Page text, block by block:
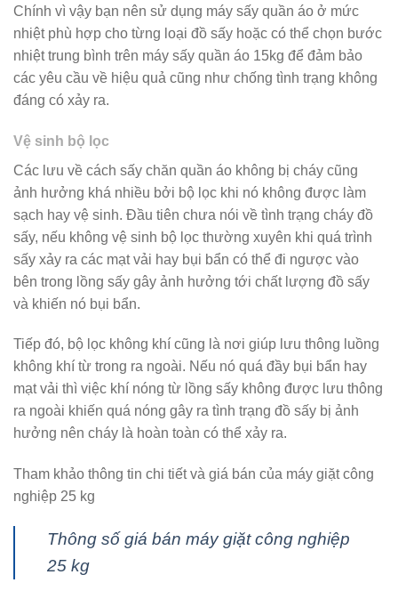
Chính vì vậy bạn nên sử dụng máy sấy quần áo ở mức
nhiệt phù hợp cho từng loại đồ sấy hoặc có thể chọn bước
nhiệt trung bình trên máy sấy quần áo 15kg để đảm bảo
các yêu cầu về hiệu quả cũng như chống tình trạng không
đáng có xảy ra.
Vệ sinh bộ lọc
Các lưu về cách sấy chăn quần áo không bị cháy cũng
ảnh hưởng khá nhiều bởi bộ lọc khi nó không được làm
sạch hay vệ sinh. Đầu tiên chưa nói về tình trạng cháy đồ
sấy, nếu không vệ sinh bộ lọc thường xuyên khi quá trình
sấy xảy ra các mạt vải hay bụi bẩn có thể đi ngược vào
bên trong lồng sấy gây ảnh hưởng tới chất lượng đồ sấy
và khiến nó bụi bẩn.
Tiếp đó, bộ lọc không khí cũng là nơi giúp lưu thông luồng
không khí từ trong ra ngoài. Nếu nó quá đầy bụi bẩn hay
mạt vải thì việc khí nóng từ lồng sấy không được lưu thông
ra ngoài khiến quá nóng gây ra tình trạng đồ sấy bị ảnh
hưởng nên cháy là hoàn toàn có thể xảy ra.
Tham khảo thông tin chi tiết và giá bán của máy giặt công
nghiệp 25 kg
Thông số giá bán máy giặt công nghiệp
25 kg